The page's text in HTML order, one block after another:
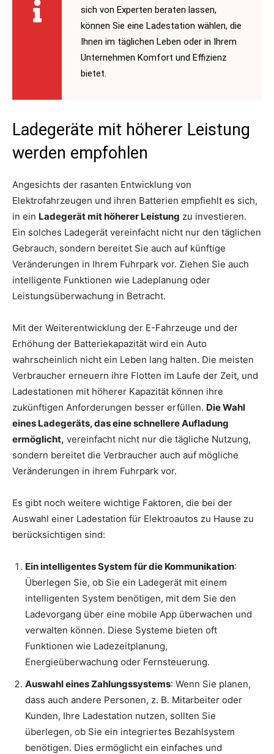
sich von Experten beraten lassen,
können Sie eine Ladestation wählen, die
Ihnen im täglichen Leben oder in Ihrem
Unternehmen Komfort und Effizienz
bietet.
Ladegeräte mit höherer Leistung
werden empfohlen
Angesichts der rasanten Entwicklung von
Elektrofahrzeugen und ihren Batterien empfiehlt es sich,
in ein Ladegerät mit höherer Leistung zu investieren.
Ein solches Ladegerät vereinfacht nicht nur den täglichen
Gebrauch, sondern bereitet Sie auch auf künftige
Veränderungen in Ihrem Fuhrpark vor. Ziehen Sie auch
intelligente Funktionen wie Ladeplanung oder
Leistungsüberwachung in Betracht.
Mit der Weiterentwicklung der E-Fahrzeuge und der
Erhöhung der Batteriekapazität wird ein Auto
wahrscheinlich nicht ein Leben lang halten. Die meisten
Verbraucher erneuern ihre Flotten im Laufe der Zeit, und
Ladestationen mit höherer Kapazität können ihre
zukünftigen Anforderungen besser erfüllen. Die Wahl
eines Ladegeräts, das eine schnellere Aufladung
ermöglicht, vereinfacht nicht nur die tägliche Nutzung,
sondern bereitet die Verbraucher auch auf mögliche
Veränderungen in ihrem Fuhrpark vor.
Es gibt noch weitere wichtige Faktoren, die bei der
Auswahl einer Ladestation für Elektroautos zu Hause zu
berücksichtigen sind:
Ein intelligentes System für die Kommunikation:
Überlegen Sie, ob Sie ein Ladegerät mit einem
intelligenten System benötigen, mit dem Sie den
Ladevorgang über eine mobile App überwachen und
verwalten können. Diese Systeme bieten oft
Funktionen wie Ladezeitplanung,
Energieüberwachung oder Fernsteuerung.
Auswahl eines Zahlungssystems: Wenn Sie planen,
dass auch andere Personen, z. B. Mitarbeiter oder
Kunden, Ihre Ladestation nutzen, sollten Sie
überlegen, ob Sie ein integriertes Bezahlsystem
benötigen. Dies ermöglicht ein einfaches und